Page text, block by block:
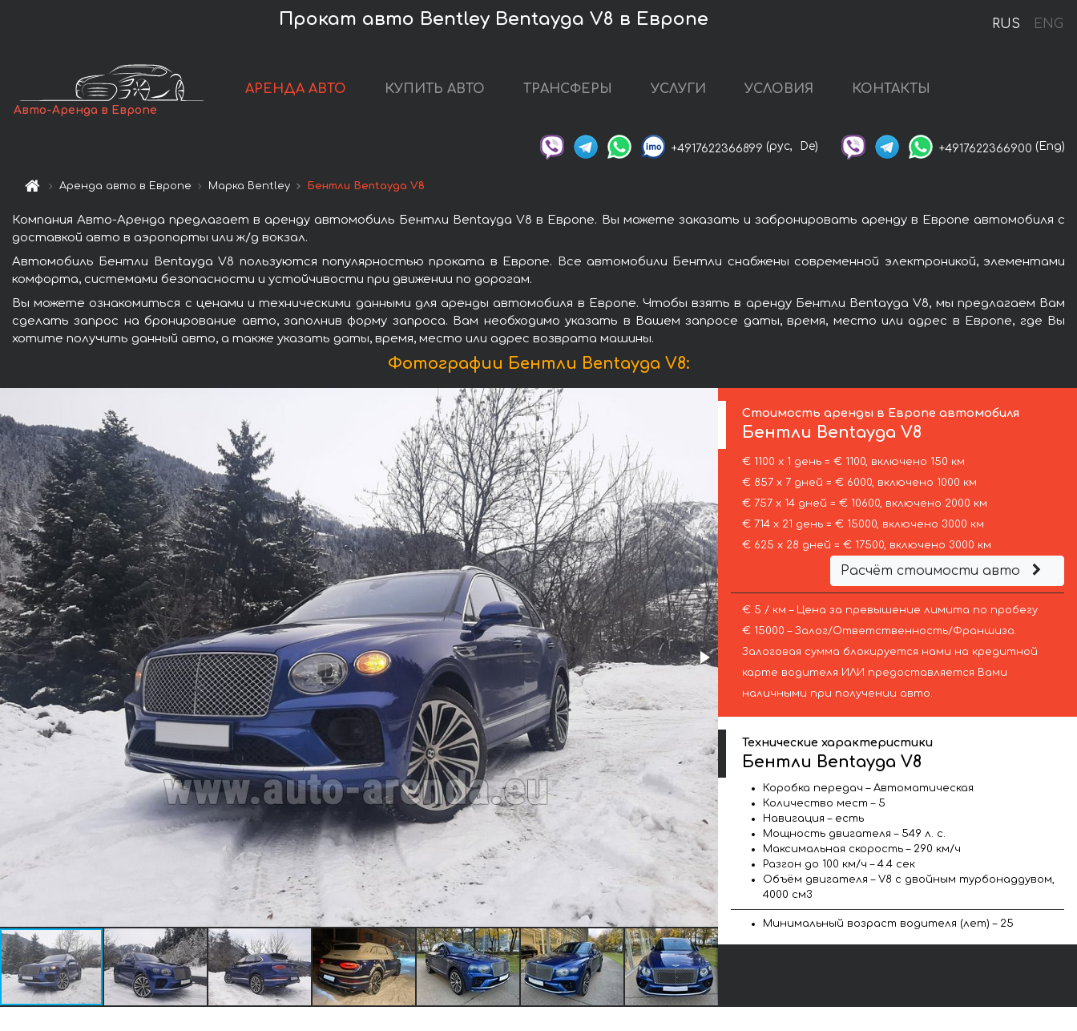
RUS ENG
Прокат авто Bentley Bentayga V8 в Европе
Авто-Аренда в Европе
АРЕНДА АВТО КУПИТЬ АВТО ТРАНСФЕРЫ УСЛУГИ УСЛОВИЯ КОНТАКТЫ
+4917622366899 (рус, De) +4917622366900 (Eng)
Аренда авто в Европе Марка Bentley Бентли Bentayga V8
Компания Авто-Аренда предлагает в аренду автомобиль Бентли Bentayga V8 в Европе. Вы можете заказать и забронировать аренду в Европе автомобиля с
доставкой авто в аэропорты или ж/д вокзал.
Автомобиль Бентли Bentayga V8 пользуются популярностью проката в Европе. Все автомобили Бентли снабжены современной электроникой, элементами
комфорта, системами безопасности и устойчивости при движении по дорогам.
Вы можете ознакомиться с ценами и техническими данными для аренды автомобиля в Европе. Чтобы взять в аренду Бентли Bentayga V8, мы предлагаем Вам
сделать запрос на бронирование авто, заполнив форму запроса. Вам необходимо указать в Вашем запросе даты, время, место или адрес в Европе, где Вы
хотите получить данный авто, а также указать даты, время, место или адрес возврата машины.
Фотографии Бентли Bentayga V8:
Стоимость аренды в Европе автомобиля
Бентли Bentayga V8
€ 1100 х 1 день = € 1100, включено 150 км
€ 857 х 7 дней = € 6000, включено 1000 км
€ 757 х 14 дней = € 10600, включено 2000 км
€ 714 х 21 день = € 15000, включено 3000 км
€ 625 х 28 дней = € 17500, включено 3000 км
Расчёт стоимости авто
€ 5 / км – Цена за превышение лимита по пробегу
€ 15000 – Залог/Ответственность/Франшиза.
Залоговая сумма блокируется нами на кредитной
карте водителя ИЛИ предоставляется Вами
наличными при получении авто.
Технические характеристики
Бентли Bentayga V8
Коробка передач – Автоматическая
Количество мест – 5
Навигация – есть
Мощность двигателя – 549 л. с.
Максимальная скорость – 290 км/ч
Разгон до 100 км/ч – 4.4 сек
Объём двигателя – V8 с двойным турбонаддувом,
4000 см3
Минимальный возраст водителя (лет) – 25